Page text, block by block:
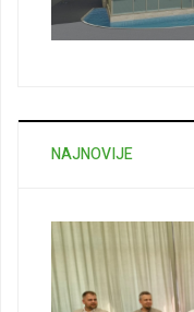
NAJNOVIJE